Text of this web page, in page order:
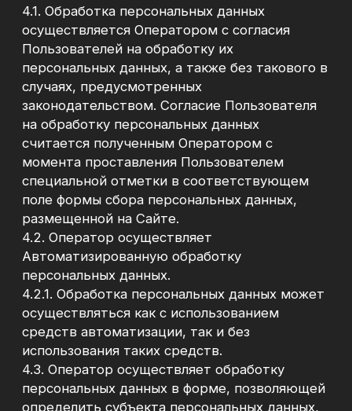
- установление правил доступа к
персональным данным, обрабатываемым в
Информационной системе персональных
данных;
- контроль за принимаемыми мерами по
данных и уровня защищенности
Информационной системе персональных
данных;
4.6.5. осуществление внутреннего контроля
соответствия обработки персональных
данных Закону о персональных данных и
принятым в соответствии с ним
нормативным правовым актам, требованиям
к защите персональных данных, политике
Оператора в отношении обработки
персональных данных, локальным актам
Оператора;
4.6.6. ознакомление работников,
обработку персональных данных, с
положениями законодательства Российской
Федерации о персональных данных, в том
числе, с требованиями к защите
персональных данных, а также с настоящей
Политикой.
4.7. Оператор вправе передавать
персональные данные Пользователя третьим
лицам в следующих случаях:
4.7.1. Пользователь выразил согласие на такие